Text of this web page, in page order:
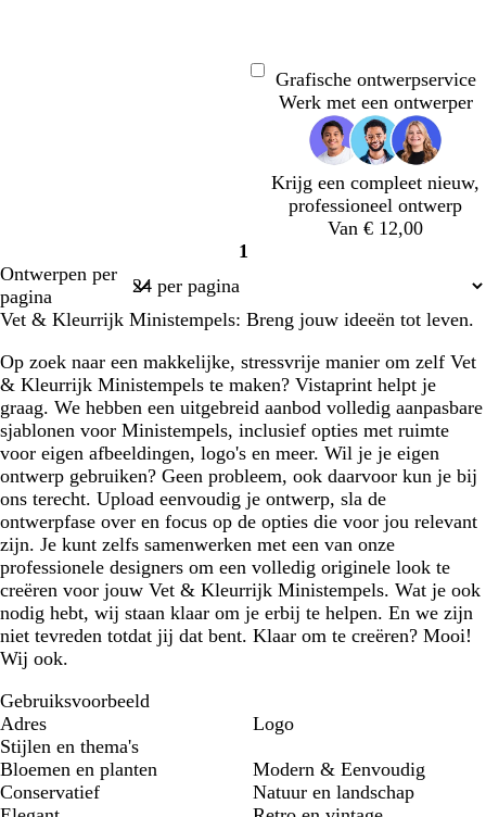
Grafische ontwerpservice
Werk met een ontwerper
Krijg een compleet nieuw,
professioneel ontwerp
Van € 12,00
Pagina
1
Ontwerpen per
pagina
Vet & Kleurrijk Ministempels: Breng jouw ideeën tot leven.
Op zoek naar een makkelijke, stressvrije manier om zelf Vet
& Kleurrijk Ministempels te maken? Vistaprint helpt je
graag. We hebben een uitgebreid aanbod volledig aanpasbare
sjablonen voor Ministempels, inclusief opties met ruimte
voor eigen afbeeldingen, logo's en meer. Wil je je eigen
ontwerp gebruiken? Geen probleem, ook daarvoor kun je bij
ons terecht. Upload eenvoudig je ontwerp, sla de
ontwerpfase over en focus op de opties die voor jou relevant
zijn. Je kunt zelfs samenwerken met een van onze
professionele designers om een volledig originele look te
creëren voor jouw Vet & Kleurrijk Ministempels. Wat je ook
nodig hebt, wij staan klaar om je erbij te helpen. En we zijn
niet tevreden totdat jij dat bent. Klaar om te creëren? Mooi!
Wij ook.
Gebruiksvoorbeeld
Adres
Logo
Stijlen en thema's
Bloemen en planten
Conservatief
Modern & Eenvoudig
Natuur en landschap